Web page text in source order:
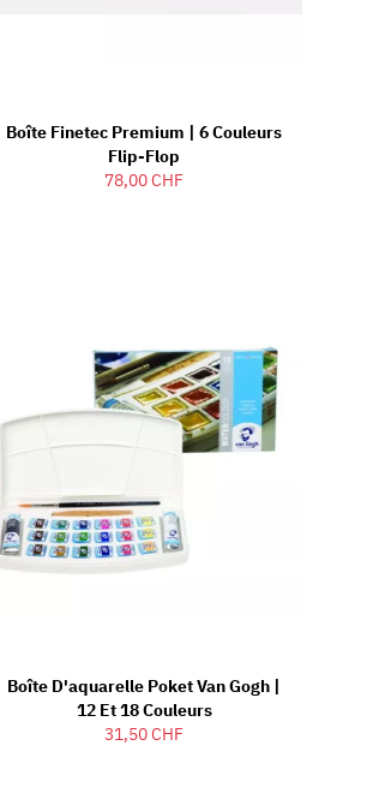
Boîte Finetec Premium | 6 Couleurs
Flip-Flop
78,00 CHF
Boîte D'aquarelle Poket Van Gogh |
12 Et 18 Couleurs
31,50 CHF